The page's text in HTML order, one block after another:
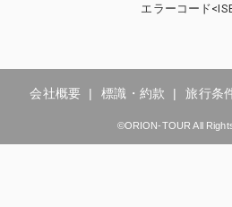
エラーコード
会社概要 標識・約款 旅行条
©ORION-TOUR All